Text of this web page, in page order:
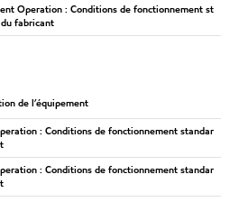
Operation : Conditions de fonctionnement st
fabricant
de l’équipement
: Conditions de fonctionnement standar
: Conditions de fonctionnement standar